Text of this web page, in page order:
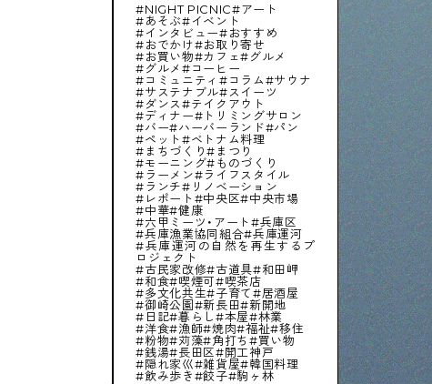
NIGHT PICNIC
アート
あそぶ
イベント
インタビュー
おすすめ
おでかけ
お取り寄せ
お買い物
カフェ
グルメ
グルメ
コーヒー
コミュニティ
コラム
サウナ
サステナブル
スイーツ
ダンス
テイクアウト
ディナー
トリミングサロン
バー
ハーバーランド
パン
ペット
ベトナム料理
まちづくり
まつり
モーニング
ものづくり
ラーメン
ライフスタイル
ランチ
リノベーション
レポート
中央区
中央市場
中華
健康
六甲ミーツ・アート
兵庫区
兵庫漁業協同組合
兵庫運河
兵庫運河の自然を再生するプ
ロジェクト
古民家改修
古道具
和田岬
和食
喫煙可
喫茶店
多文化共生
子育て
居酒屋
御崎公園
新長田
新開地
日記
暮らし 本屋
林業
洋食
漁師 焼肉 福祉
移住
粉物
苅藻 角打ち
買い物
銭湯
長田区
開工神戸
隠れ家巛
雑貨屋
韓国料理
飲み歩き
餃子 駒ヶ林